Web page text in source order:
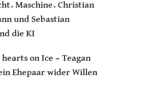
Maschine. Christian
und Sebastian
die KI
hearts on Ice – Teagan
Ehepaar wider Willen